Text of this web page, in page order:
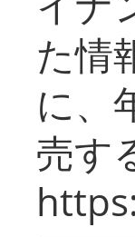
た情
に、
売す